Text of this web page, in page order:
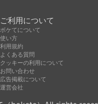
ご利用について
ボケてについて
使い方
利用規約
よくある質問
クッキーの利用について
お問い合わせ
広告掲載について
運営会社